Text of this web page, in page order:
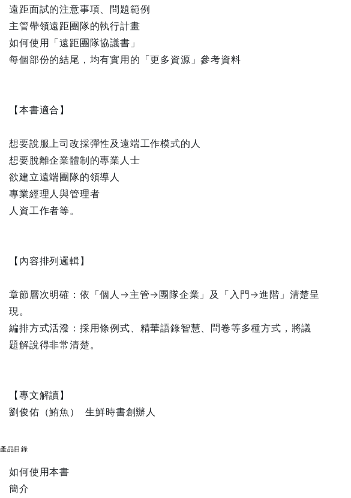
遠距面試的注意事項、問題範例
主管帶領遠距團隊的執行計畫
如何使用「遠距團隊協議書」
每個部份的結尾，均有實用的「更多資源」參考資料
【本書適合】
想要說服上司改採彈性及遠端工作模式的人
想要脫離企業體制的專業人士
欲建立遠端團隊的領導人
專業經理人與管理者
人資工作者等。
【內容排列邏輯】
章節層次明確：依「個人→主管→團隊企業」及「入門→進階」清楚呈
現。
編排方式活潑：採用條例式、精華語錄智慧、問卷等多種方式，將議
題解說得非常清楚。
【專文解讀】
劉俊佑（鮪魚） 生鮮時書創辦人
產品目錄
如何使用本書
簡介